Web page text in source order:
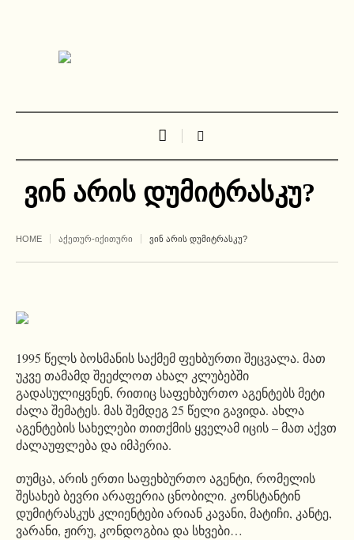
ვინ არის დუმიტრასკუ?
HOME ᲐᲥᲔᲗᲣᲠ-ᲘᲥᲘᲗᲣᲠᲘ ᲕᲘᲜ ᲐᲠᲘᲡ ᲓᲣᲛᲘᲢᲠᲐᲡᲙᲣ?
1995 წელს ბოსმანის საქმემ ფეხბურთი შეცვალა. მათ
უკვე თამამდ შეეძლოთ ახალ კლუბებში
გადასულიყვნენ, რითიც საფეხბურთო აგენტებს მეტი
ძალა შემატეს. მას შემდეგ 25 წელი გავიდა. ახლა
აგენტების სახელები თითქმის ყველამ იცის – მათ აქვთ
ძალაუფლება და იმპერია.
თუმცა, არის ერთი საფეხბურთო აგენტი, რომელის
შესახებ ბევრი არაფერია ცნობილი. კონსტანტინ
დუმიტრასკუს კლიენტები არიან კავანი, მატიჩი, კანტე,
ვარანი, ჟირუ, კონდოგბია და სხვები…